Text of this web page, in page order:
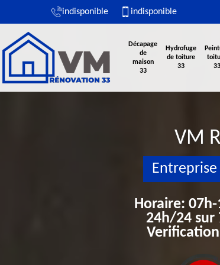
indisponible indisponible
Décapage
de
maison
33
Hydrofuge
de toiture
33
33
VM
Entreprise
Horaire:
24h/24 sur